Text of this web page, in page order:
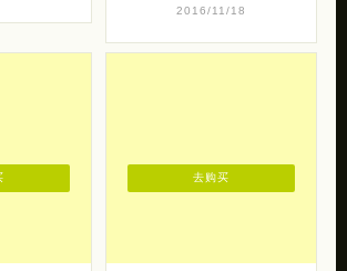
2016/11/18
去购买